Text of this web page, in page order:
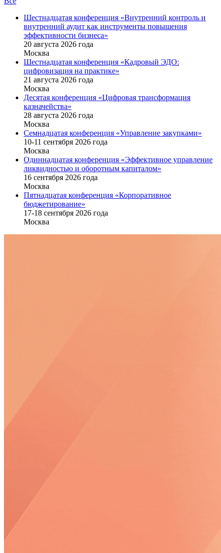
Шестнадцатая конференция «Внутренний контроль и
внутренний аудит как инструменты повышения
эффективности бизнеса»
20 августа 2026 года
Москва
Шестнадцатая конференция «Кадровый ЭДО:
цифровизация на практике»
21 августа 2026 года
Москва
Десятая конференция «Цифровая трансформация
казначейства»
28 августа 2026 года
Москва
Семнадцатая конференция «Управление закупками»
10-11 сентября 2026 года
Москва
Одиннадцатая конференция «Эффективное управление
ликвидностью и оборотным капиталом»
16 cентября 2026 года
Москва
Пятнадцатая конференция «Корпоративное
бюджетирование»
17-18 сентября 2026 года
Москва